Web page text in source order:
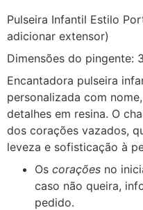
Pulseira Infantil Estilo
adicionar extensor)
Dimensões do pingente:
Encantadora pulseira
personalizada com
detalhes em resina. O
dos corações vazados,
leveza e sofisticação à
Os corações no
caso não queira,
pedido.